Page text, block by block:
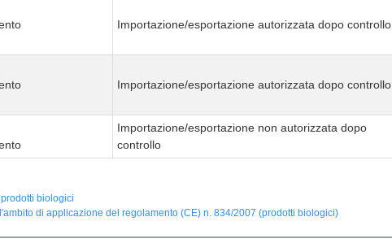
Importazione/esportazione autorizzata dopo controllo
Importazione/esportazione autorizzata dopo controllo
Importazione/esportazione non autorizzata dopo
controllo
biologici
di applicazione del regolamento (CE) n. 834/2007 (prodotti biologici)